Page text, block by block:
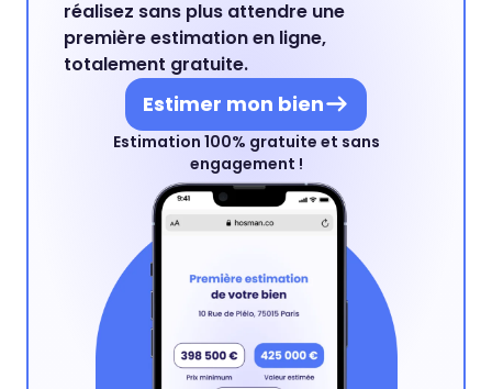
réalisez sans plus attendre une
première estimation en ligne,
totalement gratuite.
Estimer mon bien
Estimation 100% gratuite et sans
engagement !